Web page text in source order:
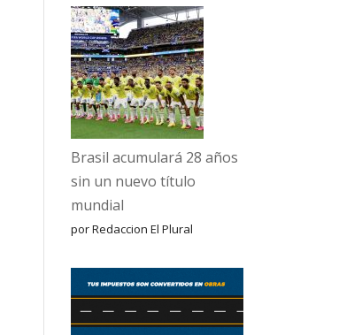
Brasil acumulará 28 años
sin un nuevo título
mundial
por Redaccion El Plural